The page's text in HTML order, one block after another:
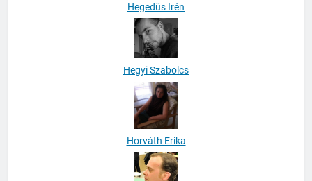
Hegedüs Irén
Hegyi Szabolcs
Horváth Erika